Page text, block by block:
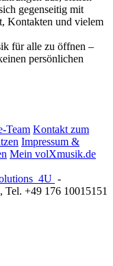
gegenseitig mit
Kontakten und vielem
für alle zu öffnen –
persönlichen
Team Kontakt zum
Impressum &
Mein volXmusik.de
4U -
, Tel. +49 176 10015151